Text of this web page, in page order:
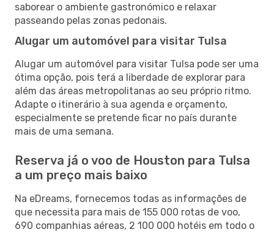
saborear o ambiente gastronómico e relaxar
passeando pelas zonas pedonais.
Alugar um automóvel para visitar Tulsa
Alugar um automóvel para visitar Tulsa pode ser uma
ótima opção, pois terá a liberdade de explorar para
além das áreas metropolitanas ao seu próprio ritmo.
Adapte o itinerário à sua agenda e orçamento,
especialmente se pretende ficar no país durante
mais de uma semana.
Reserva já o voo de Houston para Tulsa
a um preço mais baixo
Na eDreams, fornecemos todas as informações de
que necessita para mais de 155 000 rotas de voo,
690 companhias aéreas, 2 100 000 hotéis em todo o